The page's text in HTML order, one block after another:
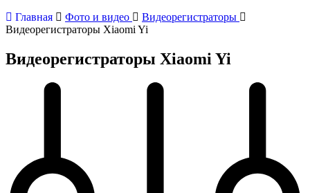
Главная
Фото и видео
Видеорегистраторы
Видеорегистраторы Xiaomi Yi
Видеорегистраторы Xiaomi Yi